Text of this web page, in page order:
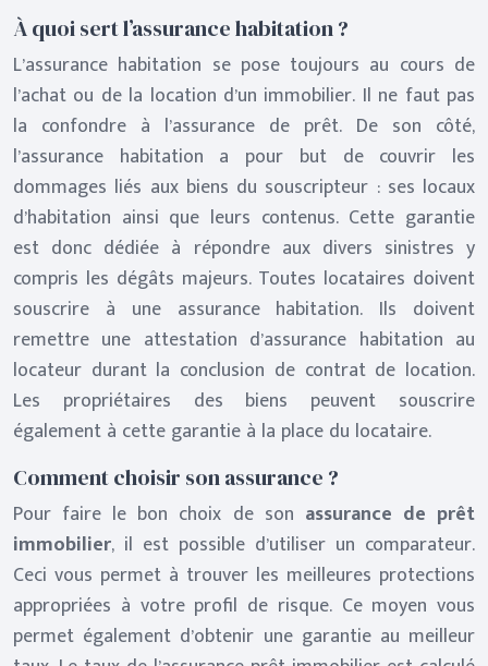
À quoi sert l’assurance habitation ?
L’assurance habitation se pose toujours au cours de
l’achat ou de la location d’un immobilier. Il ne faut pas
la confondre à l’assurance de prêt. De son côté,
l’assurance habitation a pour but de couvrir les
dommages liés aux biens du souscripteur : ses locaux
d’habitation ainsi que leurs contenus. Cette garantie
est donc dédiée à répondre aux divers sinistres y
compris les dégâts majeurs. Toutes locataires doivent
souscrire à une assurance habitation. Ils doivent
remettre une attestation d’assurance habitation au
locateur durant la conclusion de contrat de location.
Les propriétaires des biens peuvent souscrire
également à cette garantie à la place du locataire.
Comment choisir son assurance ?
Pour faire le bon choix de son assurance de prêt
immobilier, il est possible d’utiliser un comparateur.
Ceci vous permet à trouver les meilleures protections
appropriées à votre profil de risque. Ce moyen vous
permet également d’obtenir une garantie au meilleur